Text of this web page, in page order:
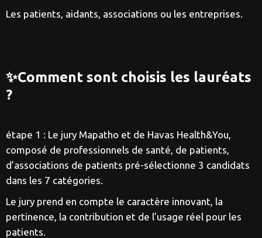
Les patients, aidants, associations ou les entreprises.
✨Comment sont choisis les lauréats
?
étape 1 : Le jury Mapatho et de Havas Health&You,
composé de professionnels de santé, de patients,
d’associations de patients pré-sélectionne 3 candidats
dans les 7 catégories.
Le jury prend en compte le caractère innovant, la
pertinence, la contribution et de l’usage réel pour les
patients.